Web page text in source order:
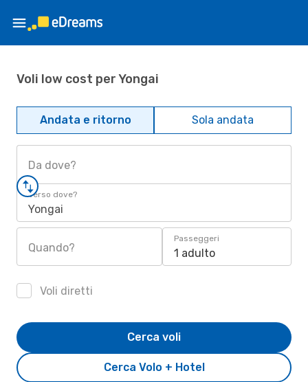
Voli low cost per Yongai
Andata e ritorno Sola andata
Da dove?
Verso dove?
Yongai
Quando?
Passeggeri
1 adulto
Voli diretti
Cerca Volo + Hotel
Cerca voli